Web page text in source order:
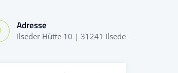
Adresse
Ilseder Hütte 10 | 31241 Ilsede